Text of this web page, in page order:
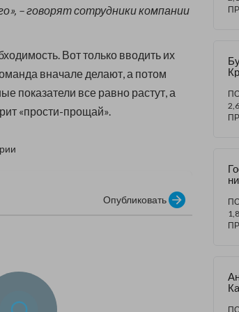
–говорят сотрудники компании
Вот только вводить их
вначале делают, а потом
показатели все равно растут, а
«прости-прощай».
Опубликовать
ое